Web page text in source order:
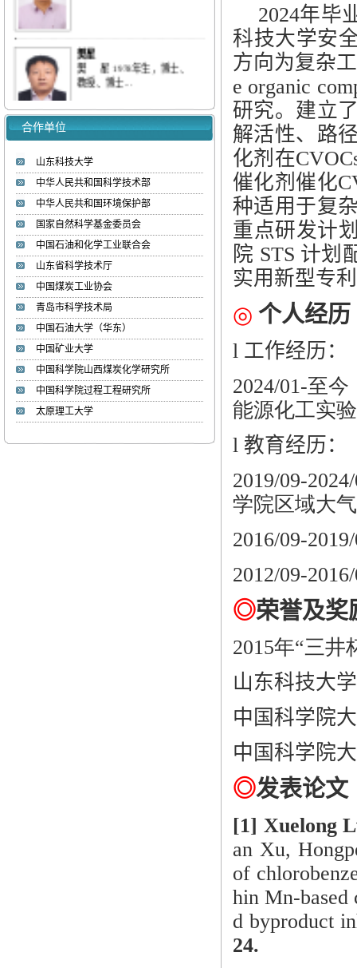
污...
【喜报】我实验室教师入选ScholarGPS 20...
热烈欢迎李彦坤博士加入低碳能源化工实验
室
樊星
樊 星 1978年生，博士、
教授、博士...
赵国明
»姓名：赵国明 ...
刘庆
»姓名：刘庆 ...
李湘萍
李 湘 萍 1985年生，博士、
学术教授、...
张文睿
张 文 睿 1986年，博士、副
教授、硕士生...
合作单位
山东科技大学
中华人民共和国科学技术部
中华人民共和国环境保护部
国家自然科学基金委员会
中国石油和化学工业联合会
山东省科学技术厅
中国煤炭工业协会
青岛市科学技术局
中国石油大学（华东）
中国矿业大学
中国科学院山西煤炭化学研究所
中国科学院过程工程研究所
太原理工大学
2024年毕
科技大学安
方向为复杂
e organic
研究。建立
解活性、路
化剂在
催化剂催化
种适用于复
重点研发计
院 STS 计划
实用新型专利
◎ 个人经历
l 工作经历：
2024/01-至
能源化工实
l 教育经历：
2019/09-
学院区域大
2016/09-
2012/09-
◎荣誉及奖
2015年“三
山东科技大
中国科学院
中国科学院
◎发表论文
[1] Xuelong
an Xu,
of
hin Mn-based
d byproduct
24.